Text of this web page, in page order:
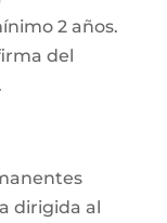
2 años.
del
.
dirigida al